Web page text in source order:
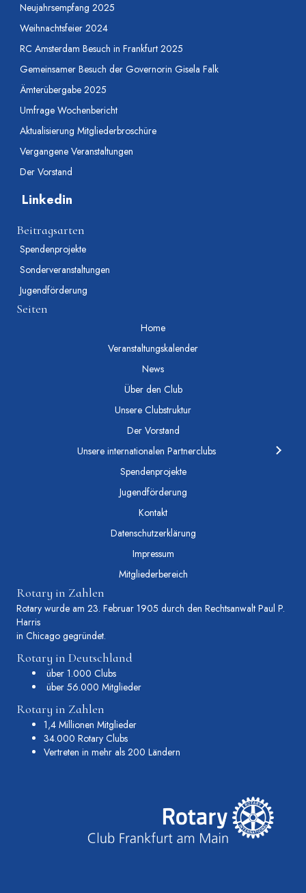
Neujahrsempfang 2025
Weihnachtsfeier 2024
RC Amsterdam Besuch in Frankfurt 2025
Gemeinsamer Besuch der Governorin Gisela Falk
Ämterübergabe 2025
Umfrage Wochenbericht
Aktualisierung Mitgliederbroschüre
Vergangene Veranstaltungen
Der Vorstand
Linkedin
Beitragsarten
Spendenprojekte
Sonderveranstaltungen
Jugendförderung
Seiten
Home
Veranstaltungskalender
News
Über den Club
Unsere Clubstruktur
Der Vorstand
Unsere internationalen Partnerclubs
Spendenprojekte
Jugendförderung
Kontakt
Datenschutzerklärung
Impressum
Mitgliederbereich
Rotary in Zahlen
Rotary wurde am 23. Februar 1905 durch den Rechtsanwalt Paul P.
Harris
in Chicago gegründet.
Rotary in Deutschland
über 1.000 Clubs
über 56.000 Mitglieder
Rotary in Zahlen
1,4 Millionen Mitglieder
34.000 Rotary Clubs
Vertreten in mehr als 200 Ländern